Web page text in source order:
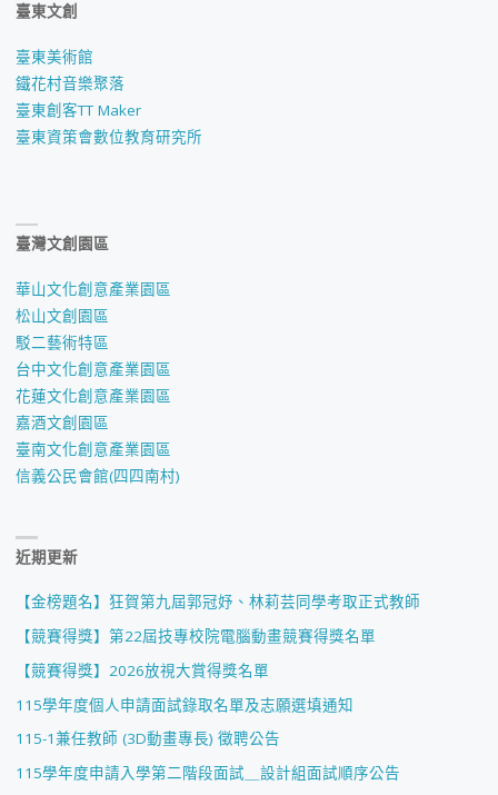
臺東文創
臺東美術館
鐵花村音樂聚落
臺東創客TT Maker
臺東資策會數位教育研究所
臺灣文創園區
華山文化創意產業園區
松山文創園區
駁二藝術特區
台中文化創意產業園區
花蓮文化創意產業園區
嘉酒文創園區
臺南文化創意產業園區
信義公民會館(四四南村)
近期更新
【金榜題名】狂賀第九屆郭冠妤、林莉芸同學考取正式教師
【競賽得獎】第22屆技專校院電腦動畫競賽得獎名單
【競賽得獎】2026放視大賞得獎名單
115學年度個人申請面試錄取名單及志願選填通知
115-1兼任教師 (3D動畫專長) 徵聘公告
115學年度申請入學第二階段面試＿設計組面試順序公告